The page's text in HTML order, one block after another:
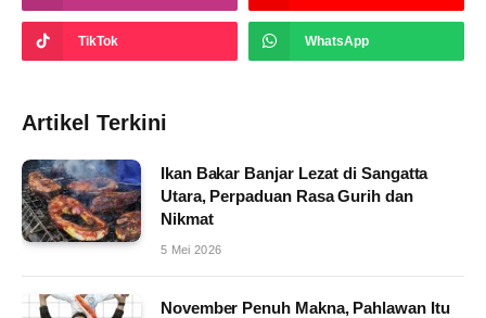
TikTok WhatsApp
Artikel Terkini
Ikan Bakar Banjar Lezat di Sangatta
Utara, Perpaduan Rasa Gurih dan
Nikmat
5 Mei 2026
November Penuh Makna, Pahlawan Itu